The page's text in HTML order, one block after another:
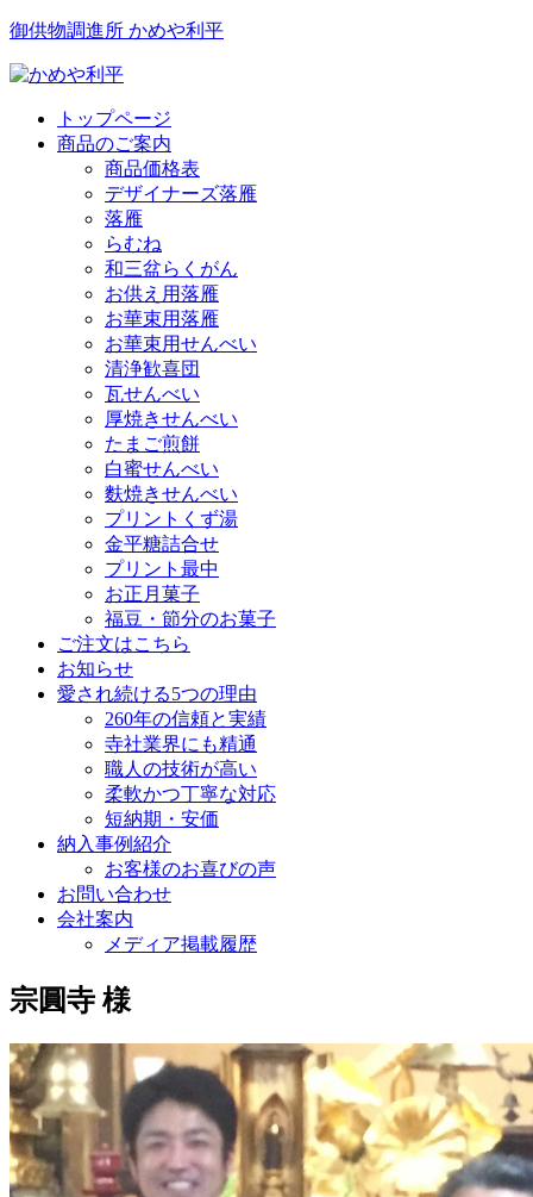
御供物調進所 かめや利平
トップページ
商品のご案内
商品価格表
デザイナーズ落雁
落雁
らむね
和三盆らくがん
お供え用落雁
お華束用落雁
お華束用せんべい
清浄歓喜団
瓦せんべい
厚焼きせんべい
たまご煎餅
白蜜せんべい
麩焼きせんべい
プリントくず湯
金平糖詰合せ
プリント最中
お正月菓子
福豆・節分のお菓子
ご注文はこちら
お知らせ
愛され続ける5つの理由
260年の信頼と実績
寺社業界にも精通
職人の技術が高い
柔軟かつ丁寧な対応
短納期・安価
納入事例紹介
お客様のお喜びの声
お問い合わせ
会社案内
メディア掲載履歴
宗圓寺 様